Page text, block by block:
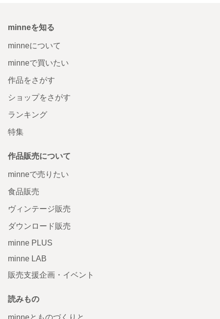
minneを知る
minneについて
minneで買いたい
作品をさがす
ショップをさがす
ランキング
特集
作品販売について
minneで売りたい
食品販売
ヴィンテージ販売
ダウンロード販売
minne PLUS
minne LAB
販売支援企画・イベント
読みもの
minneとものづくりと